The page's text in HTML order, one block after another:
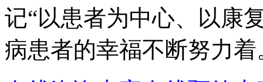
记“以患者为中心、以康
病患者的幸福不断努力着